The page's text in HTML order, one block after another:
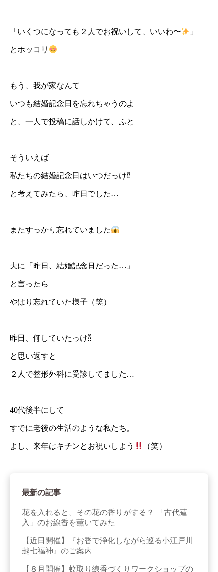
「いくつになっても２人でお祝いして、いいわ〜 」
とホッコリ
もう、我が家なんて
いつも結婚記念日を忘れちゃうのよ
と、一人で投稿に話しかけて、ふと
そういえば
私たちの結婚記念日はいつだっけ⁇
と考えてみたら、昨日でした…
またすっかり忘れていました
夫に「昨日、結婚記念日だった…」
と言ったら
やはり忘れていた様子（笑）
昨日、何していたっけ⁇
と思い返すと
２人で整形外科に受診してました…
40代後半にして
すでに老後の生活のような私たち。
よし、来年はキチンとお祝いしよう （笑）
最新の記事
花を入れると、その花の香りがする？ 「古代蓮
入」のお線香を薫いてみた
【近日開催】『お香で浄化しながら巡る小江戸川
越七福神』のご案内
【８月開催】蚊取り線香づくりワークショップの